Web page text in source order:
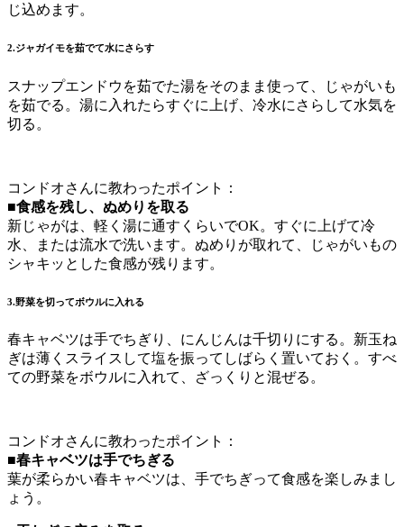
じ込めます。
2.ジャガイモを茹でて水にさらす
スナップエンドウを茹でた湯をそのまま使って、じゃがいも
を茹でる。湯に入れたらすぐに上げ、冷水にさらして水気を
切る。
コンドオさんに教わったポイント：
■食感を残し、ぬめりを取る
新じゃがは、軽く湯に通すくらいでOK。すぐに上げて冷
水、または流水で洗います。ぬめりが取れて、じゃがいもの
シャキッとした食感が残ります。
3.野菜を切ってボウルに入れる
春キャベツは手でちぎり、にんじんは千切りにする。新玉ね
ぎは薄くスライスして塩を振ってしばらく置いておく。すべ
ての野菜をボウルに入れて、ざっくりと混ぜる。
コンドオさんに教わったポイント：
■春キャベツは手でちぎる
葉が柔らかい春キャベツは、手でちぎって食感を楽しみまし
ょう。